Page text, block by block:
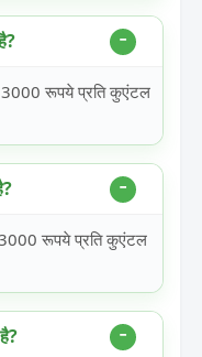
रूपये प्रति कुएंटल
रूपये प्रति कुएंटल